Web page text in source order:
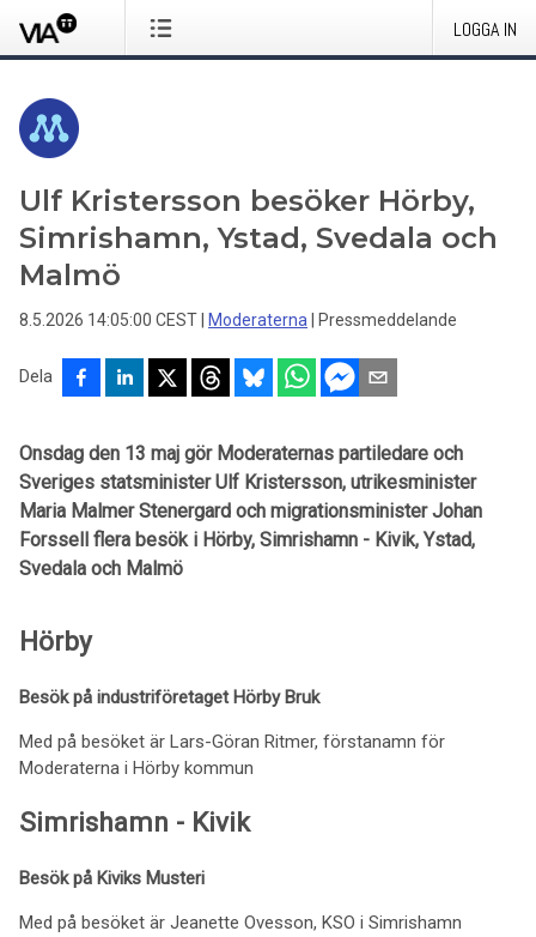
LOGGA IN
Ulf Kristersson besöker Hörby,
Simrishamn, Ystad, Svedala och
Malmö
8.5.2026 14:05:00 CEST Moderaterna Pressmeddelande
Dela
Onsdag den 13 maj gör Moderaternas partiledare och
Sveriges statsminister Ulf Kristersson, utrikesminister
Maria Malmer Stenergard och migrationsminister Johan
Forssell flera besök i Hörby, Simrishamn - Kivik, Ystad,
Svedala och Malmö
Hörby
Besök på industriföretaget Hörby Bruk
Med på besöket är Lars-Göran Ritmer, förstanamn för
Moderaterna i Hörby kommun
Simrishamn - Kivik
Besök på Kiviks Musteri
Med på besöket är Jeanette Ovesson, KSO i Simrishamn